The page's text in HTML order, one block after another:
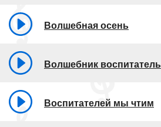
Волшебная осень
Волшебник воспитатель
Воспитателей мы чтим